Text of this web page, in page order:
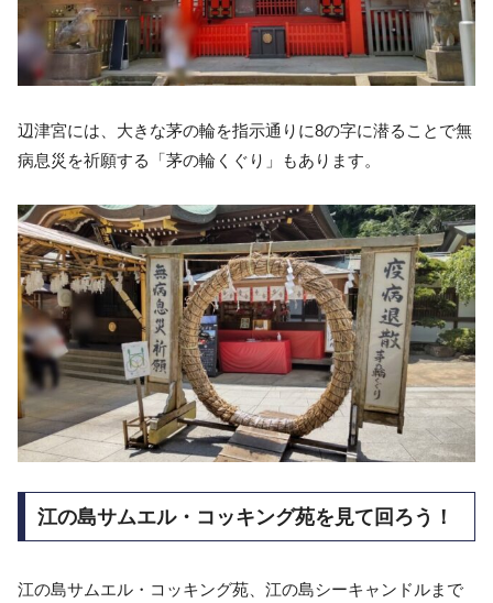
辺津宮には、大きな茅の輪を指示通りに8の字に潜ることで無
病息災を祈願する「茅の輪くぐり」もあります。
江の島サムエル・コッキング苑を見て回ろう！
江の島サムエル・コッキング苑、江の島シーキャンドルまで